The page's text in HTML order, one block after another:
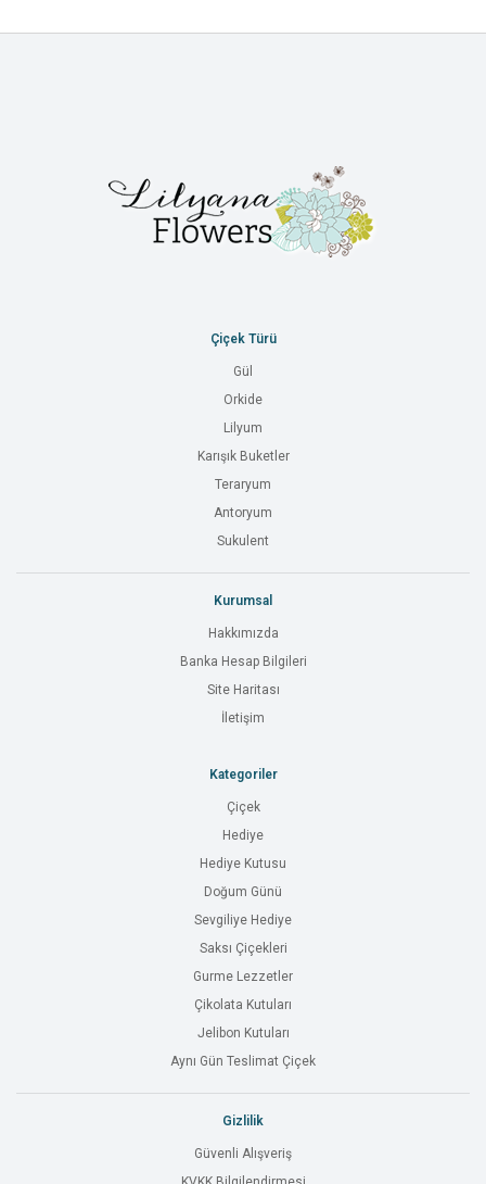
Çiçek Türü
Gül
Orkide
Lilyum
Karışık Buketler
Teraryum
Antoryum
Sukulent
Kurumsal
Hakkımızda
Banka Hesap Bilgileri
Site Haritası
İletişim
Kategoriler
Çiçek
Hediye
Hediye Kutusu
Doğum Günü
Sevgiliye Hediye
Saksı Çiçekleri
Gurme Lezzetler
Çikolata Kutuları
Jelibon Kutuları
Aynı Gün Teslimat Çiçek
Gizlilik
Güvenli Alışveriş